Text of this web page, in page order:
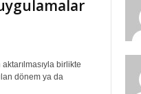
birlikte
dönem ya da